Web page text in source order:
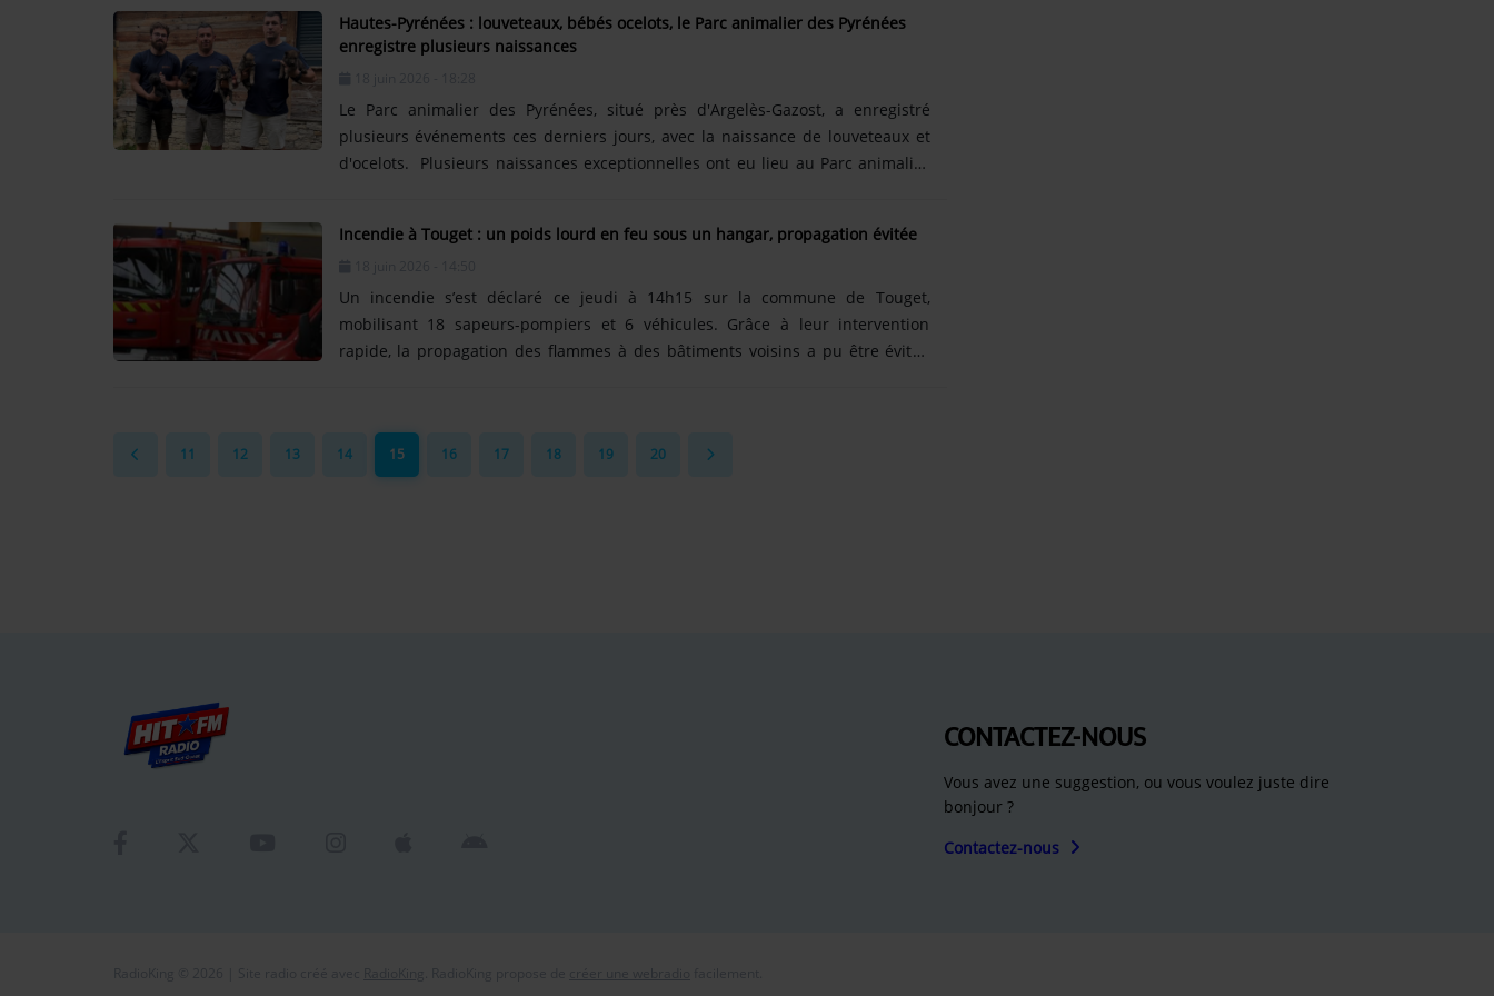
sur le Nord et le Nord-Ouest, les températures repartent à la hausse
dimanche. Pic caniculaire remarquable attendu à l'échelle de la France entre
Hautes-Pyrénées : louveteaux, bébés ocelots, le Parc animalier des Pyrénées
enregistre plusieurs naissances
Le Parc animalier des Pyrénées, situé près d'Argelès-Gazost, a enregistré
plusieurs événements ces derniers jours, avec la naissance de louveteaux et
d'ocelots. Plusieurs naissances exceptionnelles ont eu lieu au Parc animalier
récente concerne cinq louveteaux noirs du Canada : deux mâles et trois
annoncé la......
Incendie à Touget : un poids lourd en feu sous un hangar, propagation évitée
Un incendie s’est déclaré ce jeudi à 14h15 sur la commune de Touget,
mobilisant 18 sapeurs-pompiers et 6 véhicules. Grâce à leur intervention
rapide, la propagation des flammes à des bâtiments voisins a pu être évitée
métallique d’environ 400 m². À leur arrivée, le véhicule a été rapidement
extrait du hangar. Le sinistre s’est toutefois propagé à des stocks de pneus
ainsi......
11 12 13 14 15 16 17 18 19 20
CONTACTEZ-NOUS
Vous avez une suggestion, ou vous voulez juste dire
bonjour ?
Contactez-nous